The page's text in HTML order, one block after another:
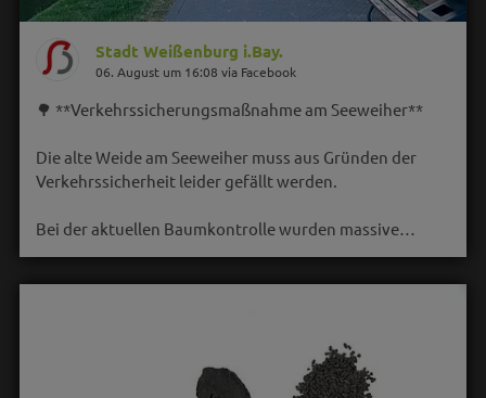
Stadt Weißenburg i.Bay.
06. August um 16:08 via Facebook
🌳 **Verkehrssicherungsmaßnahme am Seeweiher**
Die alte Weide am Seeweiher muss aus Gründen der
Verkehrssicherheit leider gefällt werden.
Bei der aktuellen Baumkontrolle wurden massive…